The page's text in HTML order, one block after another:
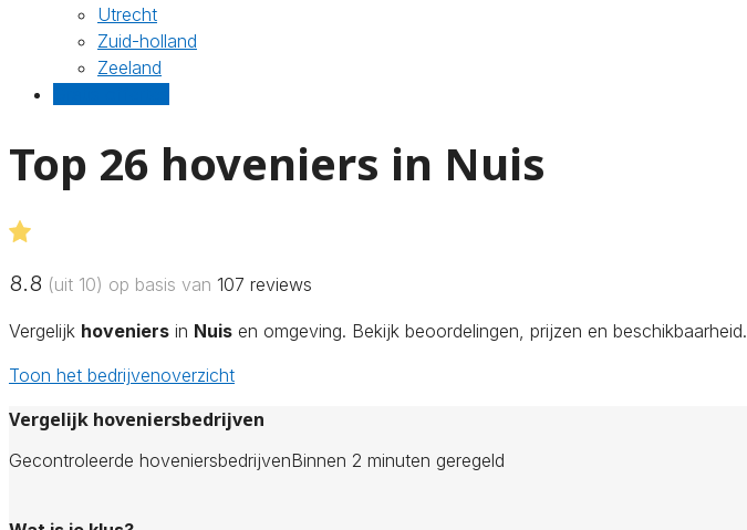
Utrecht
Zuid-holland
Zeeland
Top 26 hoveniers in Nuis
8.8 (uit 10) op basis van 107 reviews
Vergelijk hoveniers in Nuis en omgeving. Bekijk beoordelingen, prijzen en beschikbaarheid.
Toon het bedrijvenoverzicht
Vergelijk hoveniersbedrijven
Gecontroleerde hoveniersbedrijvenBinnen 2 minuten geregeld